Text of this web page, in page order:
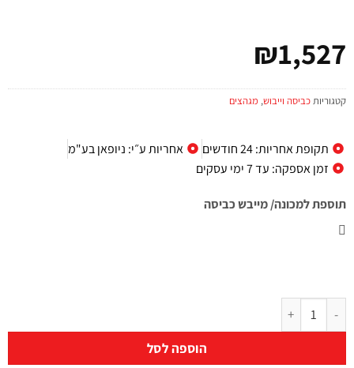
₪1,527
קטגוריותכביסה וייבוש, מגהצים
תקופת אחריות: 24 חודשים
אחריות ע״י: ניופאן בע"מ
זמן אספקה: עד 7 ימי עסקים
תוספת למכונה/ מייבש כביסה
הוספה לסל